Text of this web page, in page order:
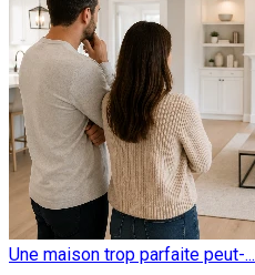
Une maison trop parfaite peut-...